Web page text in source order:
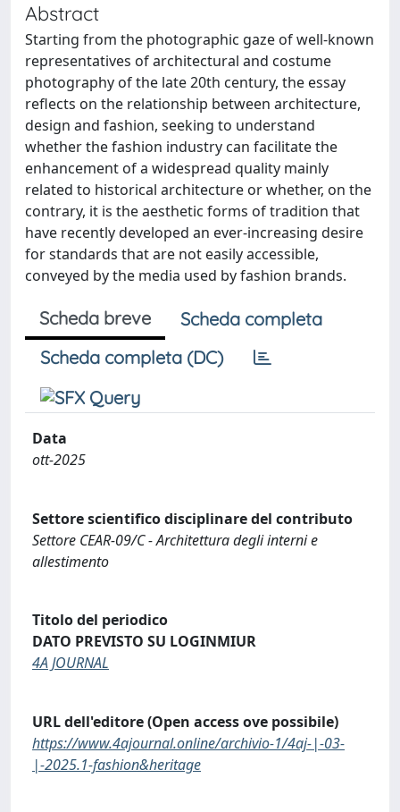
Abstract
Starting from the photographic gaze of well-known
representatives of architectural and costume
photography of the late 20th century, the essay
reflects on the relationship between architecture,
design and fashion, seeking to understand
whether the fashion industry can facilitate the
enhancement of a widespread quality mainly
related to historical architecture or whether, on the
contrary, it is the aesthetic forms of tradition that
have recently developed an ever-increasing desire
for standards that are not easily accessible,
conveyed by the media used by fashion brands.
Scheda breve
Scheda completa
Scheda completa (DC)
Data
ott-2025
Settore scientifico disciplinare del contributo
Settore CEAR-09/C - Architettura degli interni e
allestimento
Titolo del periodico
DATO PREVISTO SU LOGINMIUR
4A JOURNAL
URL dell'editore (Open access ove possibile)
https://www.4ajournal.online/archivio-1/4aj-|-03-
|-2025.1-fashion&heritage